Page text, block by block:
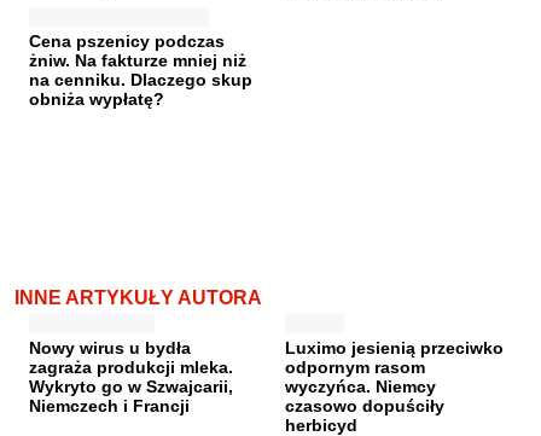
Cena pszenicy podczas
żniw. Na fakturze mniej niż
na cenniku. Dlaczego skup
obniża wypłatę?
INNE ARTYKUŁY AUTORA
Nowy wirus u bydła
zagraża produkcji mleka.
Wykryto go w Szwajcarii,
Niemczech i Francji
Luximo jesienią przeciwko
odpornym rasom
wyczyńca. Niemcy
czasowo dopuściły
herbicyd